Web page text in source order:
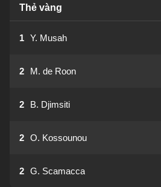
Thẻ vàng
1 Y. Musah
2 M. de Roon
2 B. Djimsiti
2 O. Kossounou
2 G. Scamacca